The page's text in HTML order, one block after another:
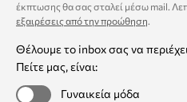
έκπτωσης θα σας σταλεί μέσω mail.
εξαιρέσεις από την προώθηση.
Θέλουμε το inbox σας να
Πείτε μας, είναι:
Γυναικεία μόδα